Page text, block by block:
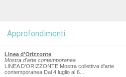
Approfondimenti
Linea d'Orizzonte
Mostra d'arte contemporanea
LINEA D'ORIZZONTE Mostra collettiva d'arte
contemporanea Dal 4 luglio al 6...